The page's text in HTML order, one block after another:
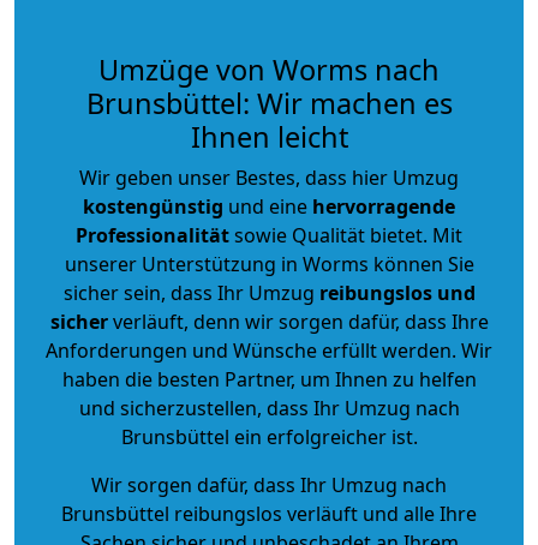
Umzüge von Worms nach
Brunsbüttel: Wir machen es
Ihnen leicht
Wir geben unser Bestes, dass hier Umzug
kostengünstig und eine hervorragende
Professionalitätsowie Qualität bietet. Mit
unserer Unterstützung in Worms können Sie
sicher sein, dass Ihr Umzug reibungslos und
sicherverläuft, denn wir sorgen dafür, dass Ihre
Anforderungen und Wünsche erfüllt werden. Wir
haben die besten Partner, um Ihnen zu helfen
und sicherzustellen, dass Ihr Umzug nach
Brunsbüttel ein erfolgreicher ist.
Wir sorgen dafür, dass Ihr Umzug nach
Brunsbüttel reibungslos verläuft und alle Ihre